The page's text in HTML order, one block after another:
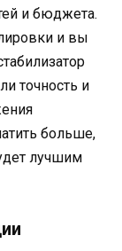
и бюджета.
и вы
точность и
больше,
лучшим